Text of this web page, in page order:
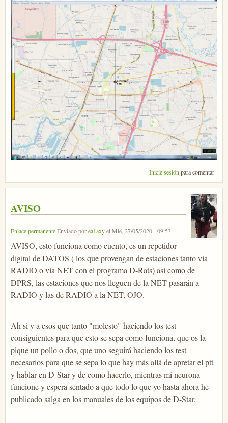
Inicie sesión para comentar
AVISO
Enlace permanenteEnviado porea1axyelMié, 27/05/2020 - 09:53.
AVISO, esto funciona como cuento, es un repetidor
digital de DATOS ( los que provengan de estaciones tanto vía
RADIO o vía NET con el programa D-Rats) así como de
DPRS, las estaciones que nos lleguen de la NET pasarán a
RADIO y las de RADIO a la NET, OJO.
Ah si y a esos que tanto "molesto" haciendo los test
consiguientes para que esto se sepa como funciona, que os la
pique un pollo o dos, que uno seguirá haciendo los test
necesarios para que se sepa lo que hay más allá de apretar el ptt
y hablar en D-Star y de como hacerlo, mientras mi neurona
funcione y espera sentado a que todo lo que yo hasta ahora he
publicado salga en los manuales de los equipos de D-Star.